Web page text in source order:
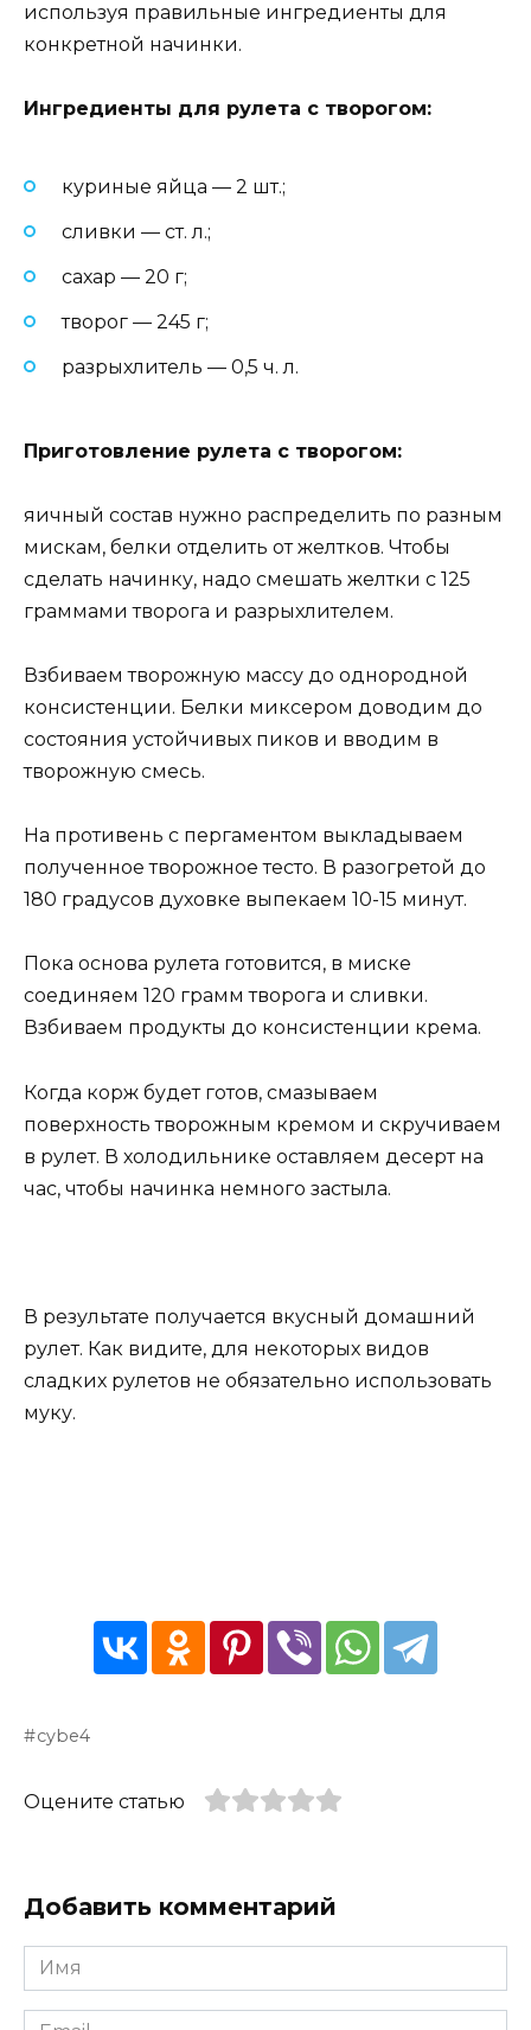
используя правильные ингредиенты для
конкретной начинки.
Ингредиенты для рулета с творогом:
куриные яйца — 2 шт.;
сливки — ст. л.;
сахар — 20 г;
творог — 245 г;
разрыхлитель — 0,5 ч. л.
Приготовление рулета с творогом:
яичный состав нужно распределить по разным
мискам, белки отделить от желтков. Чтобы
сделать начинку, надо смешать желтки с 125
граммами творога и разрыхлителем.
Взбиваем творожную массу до однородной
консистенции. Белки миксером доводим до
состояния устойчивых пиков и вводим в
творожную смесь.
На противень с пергаментом выкладываем
полученное творожное тесто. В разогретой до
180 градусов духовке выпекаем 10-15 минут.
Пока основа рулета готовится, в миске
соединяем 120 грамм творога и сливки.
Взбиваем продукты до консистенции крема.
Когда корж будет готов, смазываем
поверхность творожным кремом и скручиваем
в рулет. В холодильнике оставляем десерт на
час, чтобы начинка немного застыла.
В результате получается вкусный домашний
рулет. Как видите, для некоторых видов
сладких рулетов не обязательно использовать
муку.
cybe4
Оцените статью
Добавить комментарий
Имя
*
Email